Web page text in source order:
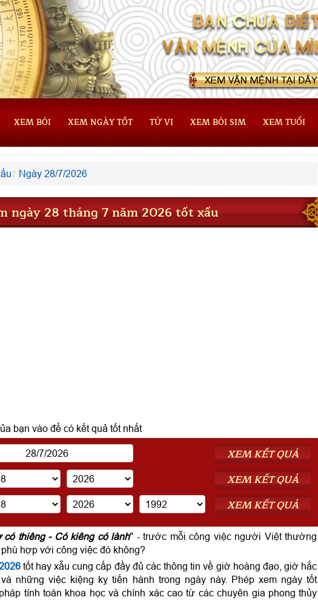
XEM BÓI XEM NGÀY TỐT TỬ VI XEM BÓI SIM XEM TUỔI
Ngày 28/7/2026
ngày 28 tháng 7 năm 2026 tốt xấu
bạn vào để có kết quả tốt nhất
XEM KẾT QUẢ
XEM KẾT QUẢ
XEM KẾT QUẢ
có thiêng - Có kiêng có lành" - trước mỗi công việc người Việt thường
hợp với công việc đó không?
tốt hay xẫu cung cấp đầy đủ các thông tin về giờ hoàng đạo, giờ hắc
những việc kiệng kỵ tiến hành trong ngày này. Phép xem ngày tốt
tính toán khoa học và chính xác cao từ các chuyên gia phong thủy